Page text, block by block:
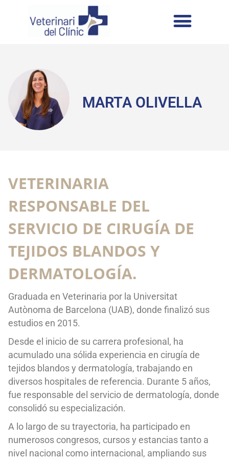
MARTA OLIVELLA
VETERINARIA
RESPONSABLE DEL
SERVICIO DE CIRUGÍA DE
TEJIDOS BLANDOS Y
DERMATOLOGÍA.
Graduada en Veterinaria por la Universitat
Autònoma de Barcelona (UAB), donde finalizó sus
estudios en 2015.
Desde el inicio de su carrera profesional, ha
acumulado una sólida experiencia en cirugía de
tejidos blandos y dermatología, trabajando en
diversos hospitales de referencia. Durante 5 años,
fue responsable del servicio de dermatología, donde
consolidó su especialización.
A lo largo de su trayectoria, ha participado en
numerosos congresos, cursos y estancias tanto a
nivel nacional como internacional, ampliando sus